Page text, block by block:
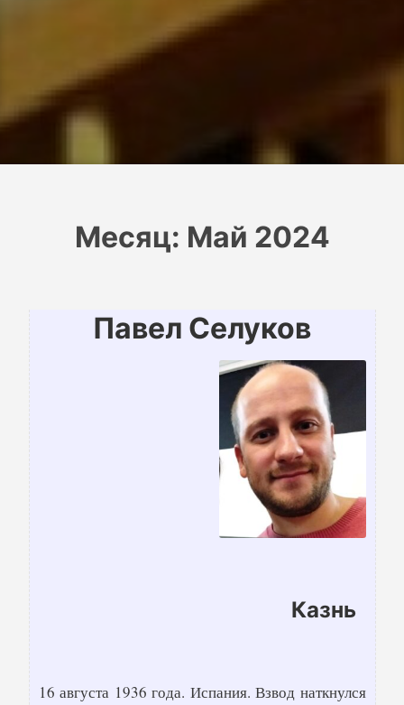
Месяц: Май 2024
Павел Селуков
Казнь
16 августа 1936 года. Испания. Взвод наткнулся